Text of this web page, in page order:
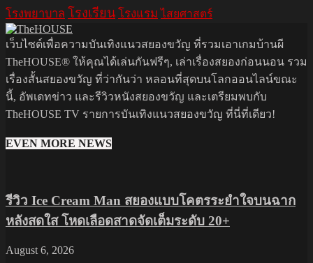
โรงพยาบาล โรงเรียน โรงแรม ไสยศาสตร์
เว็บไซต์เพื่อความบันเทิงแนวสยองขวัญ ที่รวมเอาเกมบ้านผี
TheHOUSE® ให้คุณได้เล่นกันฟรีๆ, เล่าเรื่องสยองก่อนนอน รวม
เรื่องสั้นสยองขวัญ ที่ว่ากันว่า หลอนที่สุดบนโลกออนไลน์ขณะ
นี้, อัพเดทข่าว และรีวิวหนังสยองขวัญ และเตรียมพบกับ
TheHOUSE TV รายการบันเทิงแนวสยองขวัญ ที่นี่ที่เดียว!
EVEN MORE NEWS
รีวิว Ice Cream Man สยองแบบโคตรระยำใจบนฉาก
หลังสดใส โหดเลือดสาดจัดเต็มระดับ 20+
August 6, 2026